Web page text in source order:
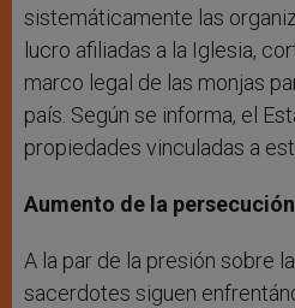
sistemáticamente las
lucro afiliadas a la Iglesia,
marco legal de las monjas
país. Según se informa, el
propiedades vinculadas a
Aumento de la
A la par de la presión sobre
sacerdotes siguen